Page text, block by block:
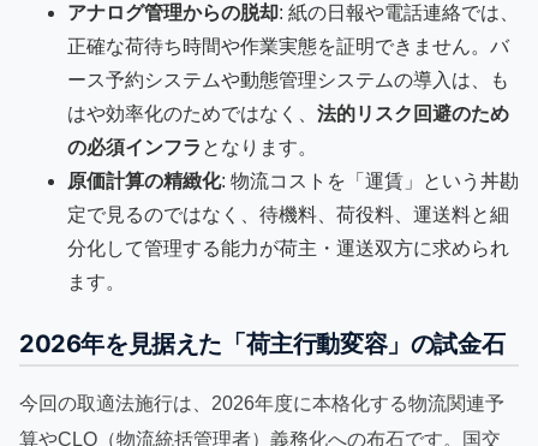
アナログ管理からの脱却: 紙の日報や電話連絡では、
正確な荷待ち時間や作業実態を証明できません。バ
ース予約システムや動態管理システムの導入は、も
はや効率化のためではなく、 法的リスク回避のため
の必須インフラ となります。
原価計算の精緻化: 物流コストを「運賃」という丼勘
定で見るのではなく、待機料、荷役料、運送料と細
分化して管理する能力が荷主・運送双方に求められ
ます。
2026年を見据えた「荷主行動変容」の試金石
今回の取適法施行は、2026年度に本格化する物流関連予
算やCLO（物流統括管理者）義務化への布石です。国交